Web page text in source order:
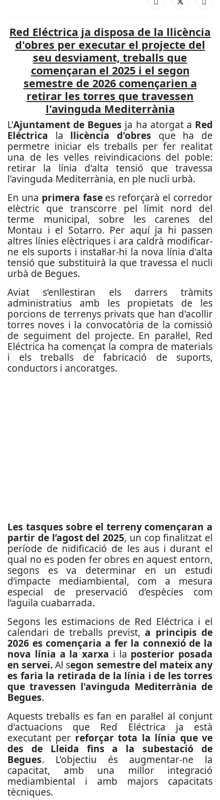
Red Eléctrica ja disposa de la llicència
d'obres per executar el projecte del
seu desviament, treballs que
començaran el 2025 i el segon
semestre de 2026 començarien a
retirar les torres que travessen
l'avinguda Mediterrània
L'Ajuntament de Begues ja ha atorgat a Red
Eléctrica la llicència d'obres que ha de
permetre iniciar els treballs per fer realitat
una de les velles reivindicacions del poble:
retirar la línia d'alta tensió que travessa
l'avinguda Mediterrània, en ple nucli urbà.
En una primera fasees reforçarà el corredor
elèctric que transcorre pel límit nord del
terme municipal, sobre les carenes del
Montau i el Sotarro. Per aquí ja hi passen
altres línies elèctriques i ara caldrà modificar-
ne els suports i instal·lar-hi la nova línia d'alta
tensió que substituirà la que travessa el nucli
urbà de Begues.
Aviat s’enllestiran els darrers tràmits
administratius amb les propietats de les
porcions de terrenys privats que han d'acollir
torres noves i la convocatòria de la comissió
de seguiment del projecte. En paral·lel, Red
Eléctrica ha començat la compra de materials
i els treballs de fabricació de suports,
conductors i ancoratges.
Les tasques sobre el terreny començaran a
partir de l’agost del 2025, un cop finalitzat el
període de nidificació de les aus i durant el
qual no es poden fer obres en aquest entorn,
segons es va determinar en un estudi
d’impacte mediambiental, com a mesura
especial de preservació d’espècies com
l’aguila cuabarrada.
Segons les estimacions de Red Eléctrica i el
calendari de treballs previst, a principis de
2026 es començaria a fer la connexió de la
nova línia a la xarxa i la posterior posada
en servei.Al segon semestre del mateix any
es faria la retirada de la línia i de les torres
que travessen l'avinguda Mediterrània de
Begues.
Aquests treballs es fan en paral·lel al conjunt
d'actuacions que Red Eléctrica ja està
executant per reforçar tota la línia que ve
des de Lleida fins a la subestació de
Begues. L'objectiu és augmentar-ne la
capacitat, amb una millor integració
mediambiental i amb majors capacitats
tècniques.